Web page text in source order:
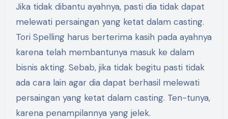
Jika tidak dibantu ayahnya, pasti dia tidak dapat
melewati persaingan yang ketat dalam casting.
Tori Spelling harus berterima kasih pada ayahnya
karena telah membantunya masuk ke dalam
bisnis akting. Sebab, jika tidak begitu pasti tidak
ada cara lain agar dia dapat berhasil melewati
persaingan yang ketat dalam casting. Ten-tunya,
karena penampilannya yang jelek.